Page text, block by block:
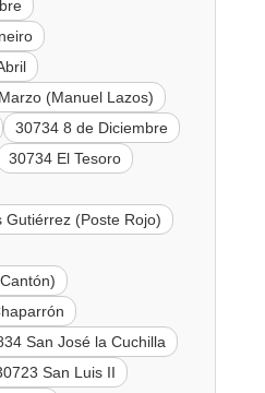
(Manuel Lazos)
30734 8 de Diciembre
30734 El Tesoro
Gutiérrez (Poste Rojo)
San José la Cuchilla
San Luis II